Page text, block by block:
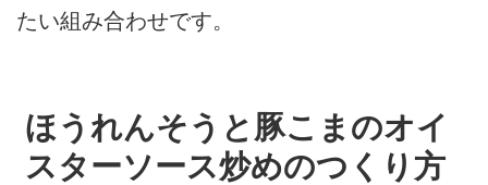
たい組み合わせです。
ほうれんそうと豚こまのオイ
スターソース炒めのつくり方